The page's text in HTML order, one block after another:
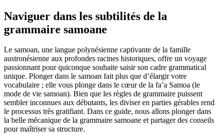
Naviguer dans les subtilités de la
grammaire samoane
Le samoan, une langue polynésienne captivante de la famille
austronésienne aux profondes racines historiques, offre un voyage
passionnant pour quiconque souhaite saisir son cadre grammatical
unique. Plonger dans le samoan fait plus que d’élargir votre
vocabulaire ; elle vous plonge dans le cœur de la fa’a Samoa (le
mode de vie samoan). Bien que les règles de grammaire puissent
sembler inconnues aux débutants, les diviser en parties gérables rend
le processus très gratifiant. Dans ce guide, nous allons plonger dans
la belle mécanique de la grammaire samoane et partager des conseils
pour maîtriser sa structure.